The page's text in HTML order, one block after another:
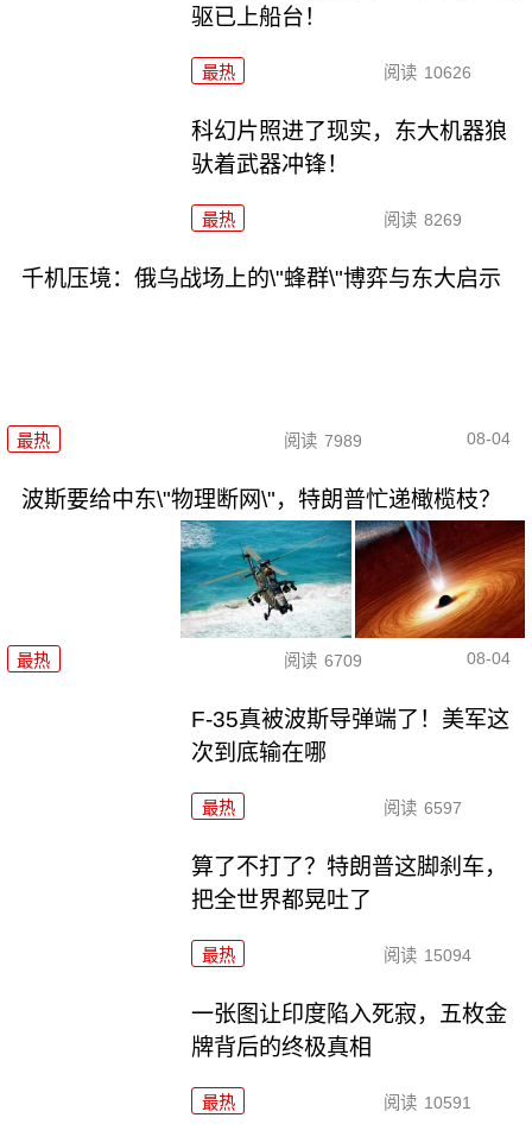
驱已上船台！
最热 阅读 10626
科幻片照进了现实，东大机器狼
驮着武器冲锋！
最热 阅读 8269
千机压境：俄乌战场上的\"蜂群\"博弈与东大启示
最热 阅读 7989 08-04
波斯要给中东\"物理断网\"，特朗普忙递橄榄枝？
最热 阅读 6709 08-04
F-35真被波斯导弹端了！美军这
次到底输在哪
最热 阅读 6597
算了不打了？特朗普这脚刹车，
把全世界都晃吐了
最热 阅读 15094
一张图让印度陷入死寂，五枚金
牌背后的终极真相
最热 阅读 10591